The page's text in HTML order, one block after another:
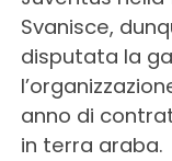
Svanisce,
disputata la
anno di
in terra araba.